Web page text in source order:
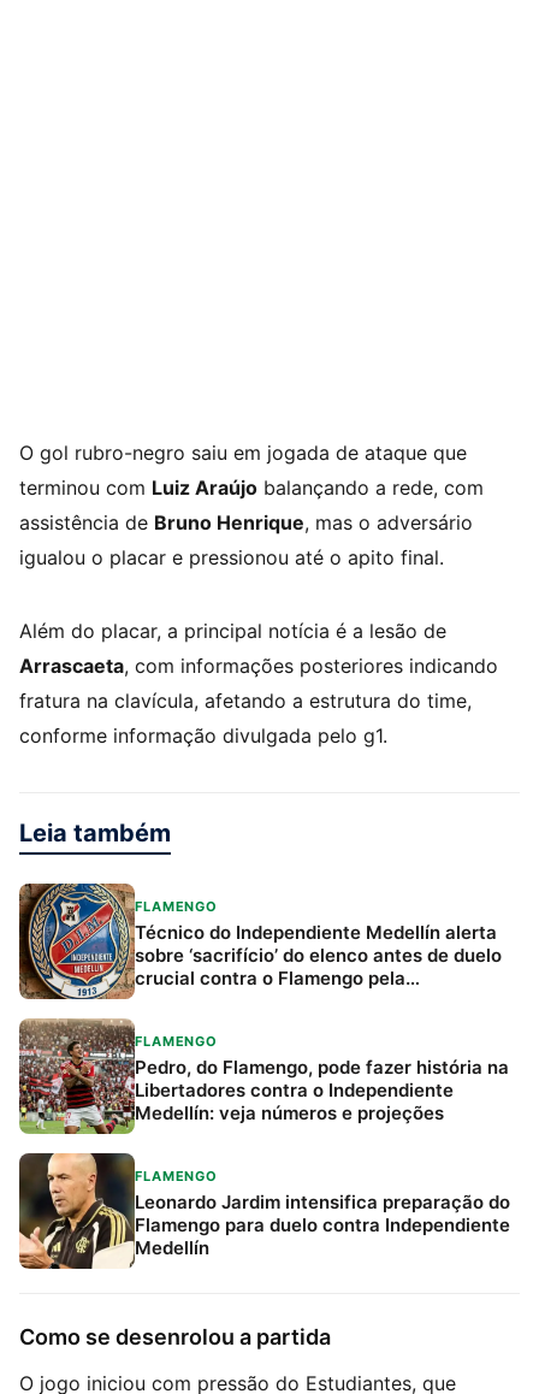
O gol rubro-negro saiu em jogada de ataque que
terminou com Luiz Araújo balançando a rede, com
assistência de Bruno Henrique, mas o adversário
igualou o placar e pressionou até o apito final.
Além do placar, a principal notícia é a lesão de
Arrascaeta, com informações posteriores indicando
fratura na clavícula, afetando a estrutura do time,
conforme informação divulgada pelo g1.
Leia também
FLAMENGO
Técnico do Independiente Medellín alerta
sobre ‘sacrifício’ do elenco antes de duelo
crucial contra o Flamengo pela
FLAMENGO
Pedro, do Flamengo, pode fazer história na
Libertadores contra o Independiente
Medellín: veja números e projeções
FLAMENGO
Leonardo Jardim intensifica preparação do
Flamengo para duelo contra Independiente
Medellín
Como se desenrolou a partida
O jogo iniciou com pressão do Estudiantes, que